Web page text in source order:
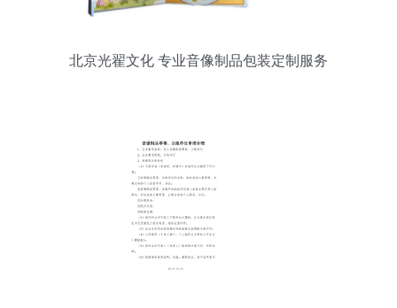
北京光翟文化 专业音像制品包装定制服务